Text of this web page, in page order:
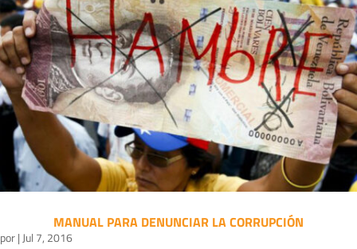
MANUAL PARA DENUNCIAR LA CORRUPCIÓN
por| Jul 7, 2016